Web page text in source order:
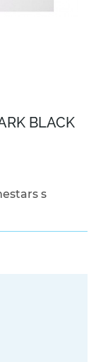
BLACK
s